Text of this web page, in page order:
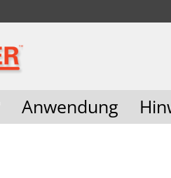
Anwendung